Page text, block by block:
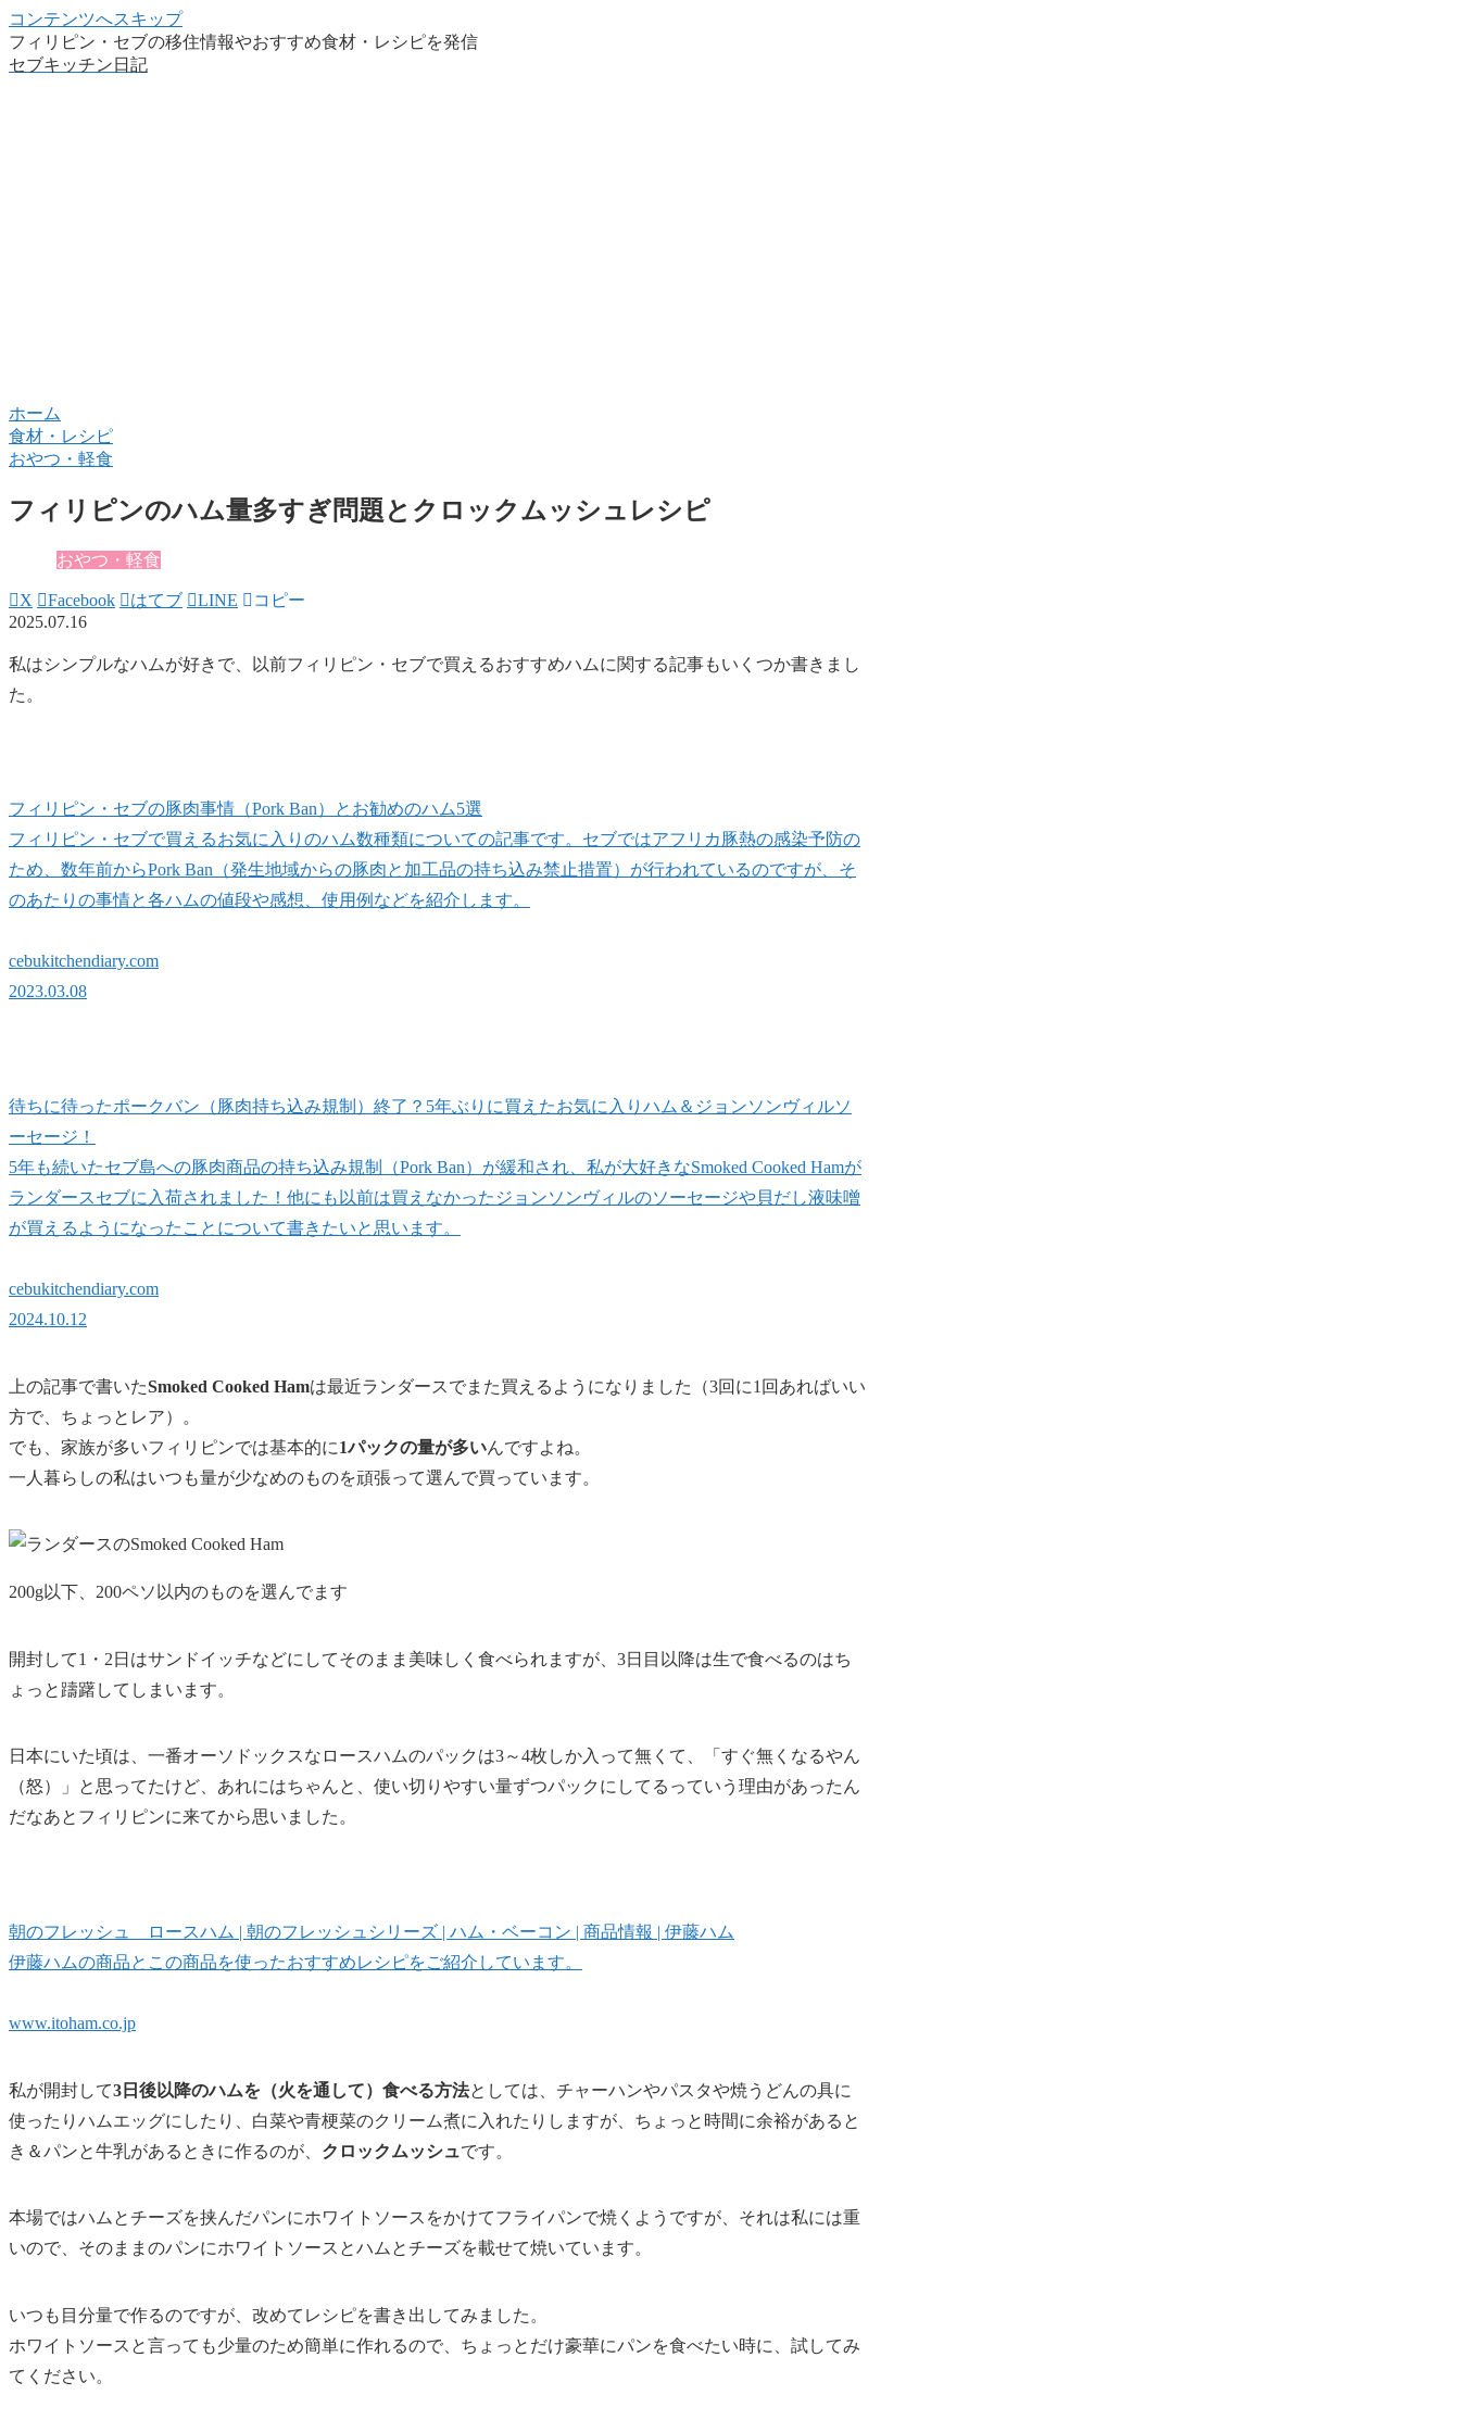
コンテンツへスキップ
フィリピン・セブの移住情報やおすすめ食材・レシピを発信
セブキッチン日記
ホーム
食材・レシピ
おやつ・軽食
フィリピンのハム量多すぎ問題とクロックムッシュレシピ
おやつ・軽食
X Facebook はてブ LINE
コピー
2025.07.16
私はシンプルなハムが好きで、以前フィリピン・セブで買えるおすすめハムに関する記事もいくつか書きまし
た。
フィリピン・セブの豚肉事情（Pork Ban）とお勧めのハム5選
フィリピン・セブで買えるお気に入りのハム数種類についての記事です。セブではアフリカ豚熱の感染予防の
ため、数年前からPork Ban（発生地域からの豚肉と加工品の持ち込み禁止措置）が行われているのですが、そ
のあたりの事情と各ハムの値段や感想、使用例などを紹介します。
cebukitchendiary.com
2023.03.08
待ちに待ったポークバン（豚肉持ち込み規制）終了？5年ぶりに買えたお気に入りハム＆ジョンソンヴィルソ
ーセージ！
5年も続いたセブ島への豚肉商品の持ち込み規制（Pork Ban）が緩和され、私が大好きなSmoked Cooked Hamが
ランダースセブに入荷されました！他にも以前は買えなかったジョンソンヴィルのソーセージや貝だし液味噌
が買えるようになったことについて書きたいと思います。
cebukitchendiary.com
2024.10.12
上の記事で書いたSmoked Cooked Hamは最近ランダースでまた買えるようになりました（3回に1回あればいい
方で、ちょっとレア）。
でも、家族が多いフィリピンでは基本的に1パックの量が多いんですよね。
一人暮らしの私はいつも量が少なめのものを頑張って選んで買っています。
200g以下、200ペソ以内のものを選んでます
開封して1・2日はサンドイッチなどにしてそのまま美味しく食べられますが、 3日目以降は生で食べるのはち
ょっと躊躇してしまいます。
日本にいた頃は、一番オーソドックスなロースハムのパックは3～4枚しか入って無くて、「すぐ無くなるやん
（怒）」と思ってたけど、あれにはちゃんと、 使い切りやすい量ずつパックにしてる っていう理由があったん
だなあとフィリピンに来てから思いました。
朝のフレッシュ ロースハム | 朝のフレッシュシリーズ | ハム・ベーコン | 商品情報 | 伊藤ハム
伊藤ハムの商品とこの商品を使ったおすすめレシピをご紹介しています。
www.itoham.co.jp
私が開封して3日後以降のハムを（火を通して）食べる方法としては、チャーハンやパスタや焼うどんの具に
使ったりハムエッグにしたり、白菜や青梗菜のクリーム煮に入れたりしますが、ちょっと時間に余裕があると
き＆パンと牛乳があるときに作るのが、 クロックムッシュです。
本場ではハムとチーズを挟んだパンにホワイトソースをかけてフライパンで焼くようですが、それは私には重
いので、そのままのパンにホワイトソースとハムとチーズを載せて焼いています。
いつも目分量で作るのですが、改めてレシピを書き出してみました。
ホワイトソースと言っても少量のため簡単に作れるので、 ちょっとだけ豪華にパンを食べたい時に、試してみ
てください。